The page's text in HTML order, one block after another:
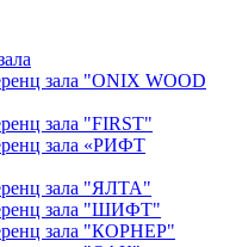
зала "ONIX WOOD
зала "FIRST"
зала «РИФТ
зала "ЯЛТА"
зала "ШИФТ"
зала "КОРНЕР"